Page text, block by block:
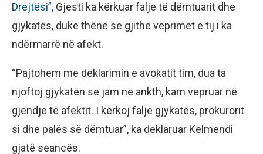
Drejtësi”, Gjesti ka kërkuar falje të dëmtuarit dhe
gjykatës, duke thënë se gjithë veprimet e tij i ka
ndërmarrë në afekt.
“Pajtohem me deklarimin e avokatit tim, dua ta
njoftoj gjykatën se jam në ankth, kam vepruar në
gjendje të afektit. I kërkoj falje gjykatës, prokurorit
si dhe palës së dëmtuar”, ka deklaruar Kelmendi
gjatë seancës.